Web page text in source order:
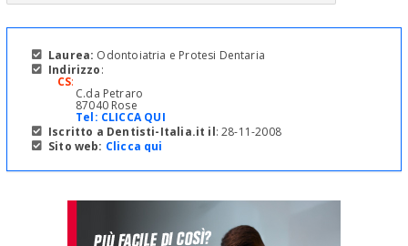
Laurea: Odontoiatria e Protesi Dentaria
Indirizzo:
CS:
C.da Petraro
87040 Rose
Tel: CLICCA QUI
Iscritto a Dentisti-Italia.it il: 28-11-2008
Sito web: Clicca qui